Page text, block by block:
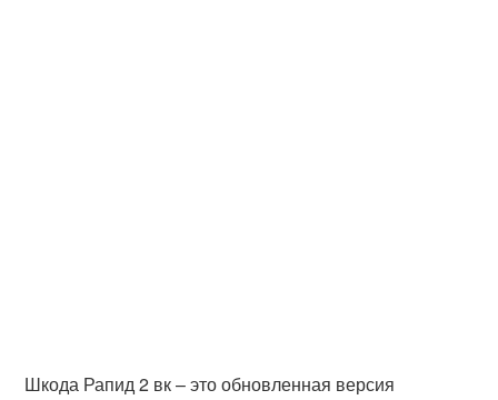
Шкода Рапид 2 вк – это обновленная версия